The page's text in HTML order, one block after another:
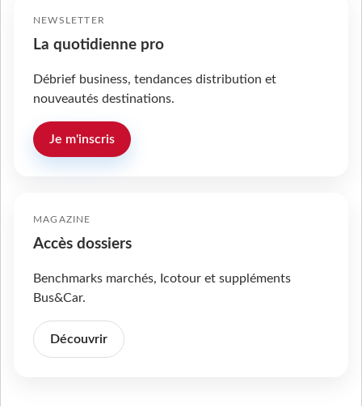
NEWSLETTER
La quotidienne pro
Débrief business, tendances distribution et
nouveautés destinations.
Je m'inscris
MAGAZINE
Accès dossiers
Benchmarks marchés, Icotour et suppléments
Bus&Car.
Découvrir